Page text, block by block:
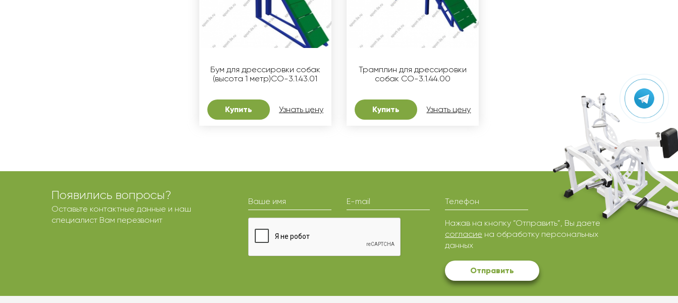
Бум для дрессировки собак
(высота 1 метр)СО-3.1.43.01
Купить Узнать цену
Трамплин для дрессировки
собак СО-3.1.44.00
Купить Узнать цену
Появились вопросы?
Оставьте контактные данные и наш
специалист Вам перезвонит
Ваше имя E-mail Телефон
Нажав на кнопку “Отправить”, Вы даете
согласие на обработку персональных
данных
Отправить